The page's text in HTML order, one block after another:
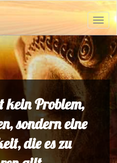
kein Problem,
sondern eine
die es zu